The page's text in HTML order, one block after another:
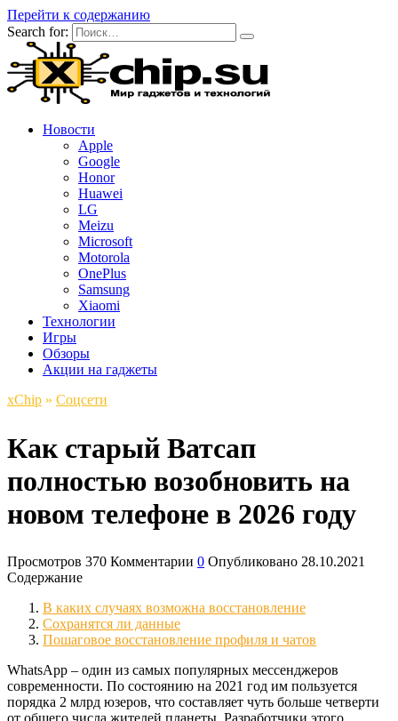
Перейти к содержанию
Search for:
Новости
Apple
Google
Honor
Huawei
LG
Meizu
Microsoft
Motorola
OnePlus
Samsung
Xiaomi
Технологии
Игры
Обзоры
Акции на гаджеты
xСhip » Соцсети
Как старый Ватсап
полностью возобновить на
новом телефоне в 2026 году
Просмотров 370 Комментарии 0 Опубликовано 28.10.2021
Содержание
В каких случаях возможна восстановление
Сохранятся ли данные
Пошаговое восстановление профиля и чатов
WhatsApp – один из самых популярных мессенджеров
современности. По состоянию на 2021 год им пользуется
порядка 2 млрд юзеров, что составляет чуть больше четверти
от общего числа жителей планеты. Разработчики этого